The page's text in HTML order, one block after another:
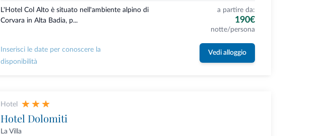
L'Hotel Col Alto è situato nell'ambiente alpino di
Corvara in Alta Badia, p...
a partire da:
190€
notte/persona
Inserisci le date per conoscere la
disponibilità
Vedi alloggio
Hotel
Hotel Dolomiti
La Villa